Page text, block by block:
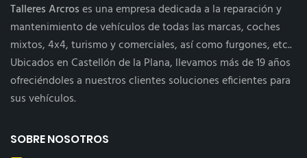
Talleres Arcroses una empresa dedicada a la reparación y
mantenimiento de vehículos de todas las marcas, coches
mixtos, 4x4, turismo y comerciales, así como furgones, etc..
Ubicados en Castellón de la Plana, llevamos más de 19 años
ofreciéndoles a nuestros clientes soluciones eficientes para
sus vehículos.
SOBRE NOSOTROS